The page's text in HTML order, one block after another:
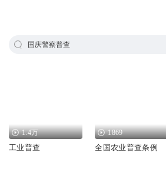
国庆警察普查
1.4万
工业普查
1869
全国农业普查条例